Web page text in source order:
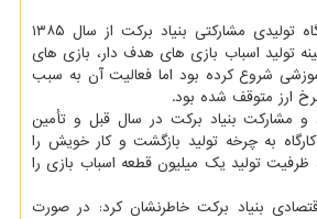
جوهری بیان نمود: کارگاه تولیدی مشارکتی بنیاد برکت از سال ۱۳۸۵
تولید اسباب بازی های هدف دار، بازی های
شروع کرده بود اما فعالیت آن به سبب
ارز متوقف شده بود.
و مشارکت بنیاد برکت در سال قبل و تأمین
به چرخه تولید بازگشت و کار خویش را
تولید یک میلیون قطعه اسباب بازی را
بنیاد برکت خاطرنشان کرد: در صورت